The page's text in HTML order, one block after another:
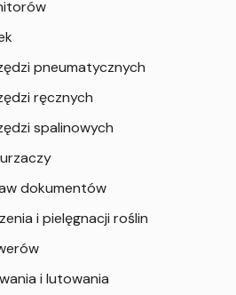
pneumatycznych
ręcznych
spalinowych
dokumentów
i pielęgnacji roślin
i lutowania